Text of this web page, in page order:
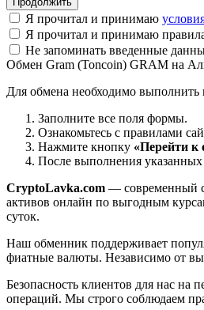
Я прочитал и принимаю
Я прочитал и принимаю
Не запоминать введенные
Обмен Gram (Toncoin) GRAM на
Для обмена необходимо выполнить
Заполните все поля формы.
Ознакомьтесь с правилами
Нажмите кнопку «Перейти к
После выполнения указанных
CryptoLavka.com — современный
активов онлайн по выгодным
суток.
Наш обменник поддерживает
фиатные валюты. Независимо от
Безопасность клиентов для нас
операций. Мы строго соблюдаем